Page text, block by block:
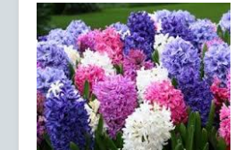
Ultimele articole: Vi, 04.11.2022 -
Județean Mehedinți